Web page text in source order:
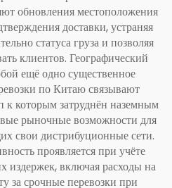
обновления местоположения
доставки, устраняя
статуса груза и позволяя
клиентов. Географический
ещё одно существенное
по Китаю связывают
к которым затруднён наземным
рыночные возможности для
свои дистрибуционные сети.
проявляется при учёте
издержек, включая расходы на
за срочные перевозки при